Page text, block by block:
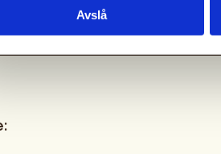
Avslå
om Rykkinn-turene finner du
Aktiv i 100 med DNT Bærum